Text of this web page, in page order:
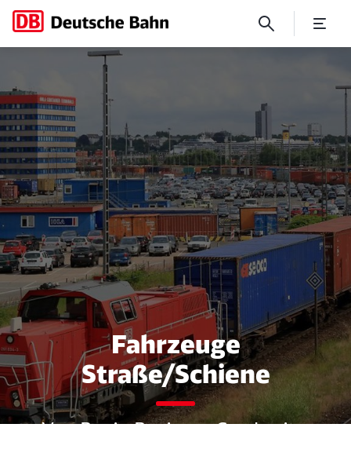
Für alle Fragen offen
Fahrzeuge
Straße/Schiene
Von B wie Business Carsharing